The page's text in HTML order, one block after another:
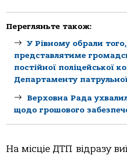
Перегляньте також:
У Рівному обрали
представлятиме
постійної поліцейської
Департаменту патрульної
Верховна Рада
щодо грошового
На місціе ДТП відразу